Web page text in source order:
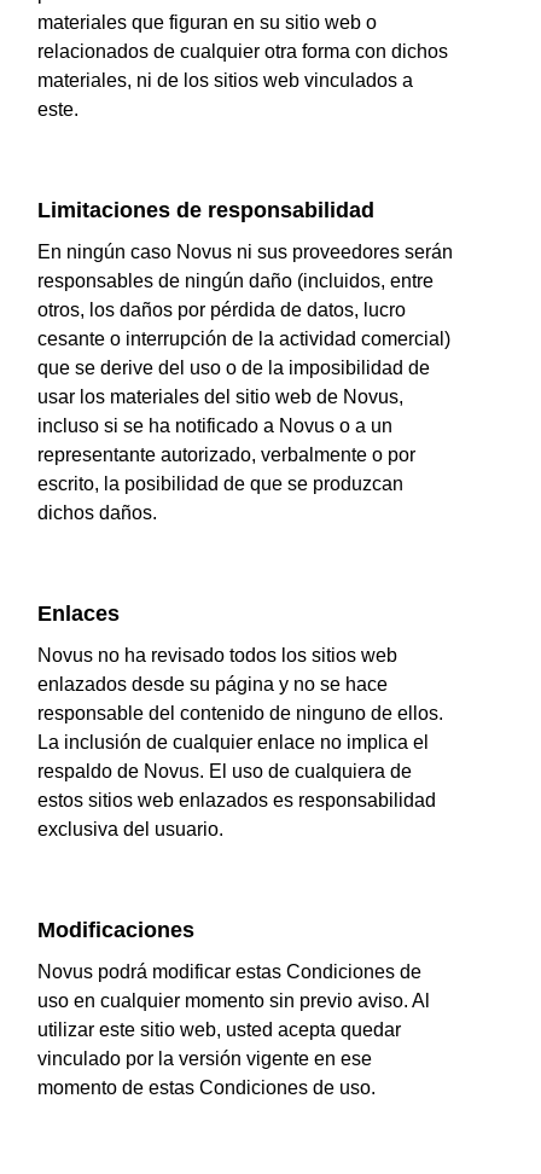
materiales que figuran en su sitio web o
relacionados de cualquier otra forma con dichos
materiales, ni de los sitios web vinculados a
este.
Limitaciones de responsabilidad
En ningún caso Novus ni sus proveedores serán
responsables de ningún daño (incluidos, entre
otros, los daños por pérdida de datos, lucro
cesante o interrupción de la actividad comercial)
que se derive del uso o de la imposibilidad de
usar los materiales del sitio web de Novus,
incluso si se ha notificado a Novus o a un
representante autorizado, verbalmente o por
escrito, la posibilidad de que se produzcan
dichos daños.
Enlaces
Novus no ha revisado todos los sitios web
enlazados desde su página y no se hace
responsable del contenido de ninguno de ellos.
La inclusión de cualquier enlace no implica el
respaldo de Novus. El uso de cualquiera de
estos sitios web enlazados es responsabilidad
exclusiva del usuario.
Modificaciones
Novus podrá modificar estas Condiciones de
uso en cualquier momento sin previo aviso. Al
utilizar este sitio web, usted acepta quedar
vinculado por la versión vigente en ese
momento de estas Condiciones de uso.